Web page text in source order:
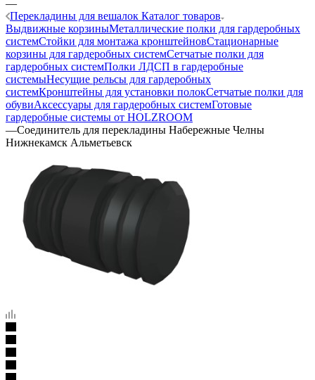
—
Перекладины для вешалок Каталог товаров
Выдвижные корзиныМеталлические полки для гардеробных
системСтойки для монтажа кронштейновСтационарные
корзины для гардеробных системСетчатые полки для
гардеробных системПолки ЛДСП в гардеробные
системыНесущие рельсы для гардеробных
системКронштейны для установки полокСетчатые полки для
обувиАксессуары для гардеробных системГотовые
гардеробные системы от HOLZROOM
—Соединитель для перекладины Набережные Челны
Нижнекамск Альметьевск